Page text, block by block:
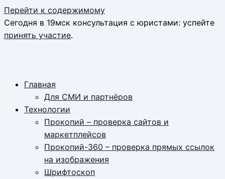
Перейти к содержимому
Сегодня в 19мск консультация с юристами: успейте
принять участие.
Главная
Для СМИ и партнёров
Технологии
Прокопий – проверка сайтов и
маркетплейсов
Прокопий-360 – проверка прямых ссылок
на изображения
Шрифтоскоп